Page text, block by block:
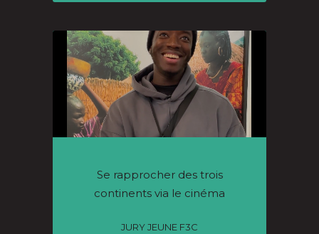
Se rapprocher des trois
continents via le cinéma
JURY JEUNE F3C